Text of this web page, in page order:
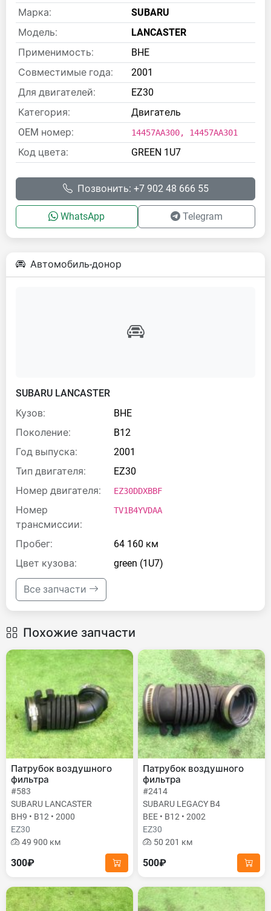
Марка:
SUBARU
Модель:
LANCASTER
Применимость:
BHE
Совместимые года:
2001
Для двигателей:
EZ30
Категория:
Двигатель
OEM номер:
14457AA300, 14457AA301
Код цвета: GREEN 1U7
Позвонить: +7 902 48 666 55
WhatsApp Telegram
Автомобиль-донор
SUBARU LANCASTER
Кузов:
BHE
Поколение:
B12
Год выпуска:
2001
Тип двигателя:
EZ30
Номер двигателя:
EZ30DDXBBF
Номер
трансмиссии:
TV1B4YVDAA
Пробег:
64 160 км
Цвет кузова:
green (1U7)
Все запчасти
Похожие запчасти
Патрубок воздушного
фильтра
#583
SUBARU LANCASTER
BH9 • B12 • 2000
EZ30
49 900 км
300₽
Патрубок воздушного
фильтра
#2414
SUBARU LEGACY B4
BEE • B12 • 2002
EZ30
50 201 км
500₽